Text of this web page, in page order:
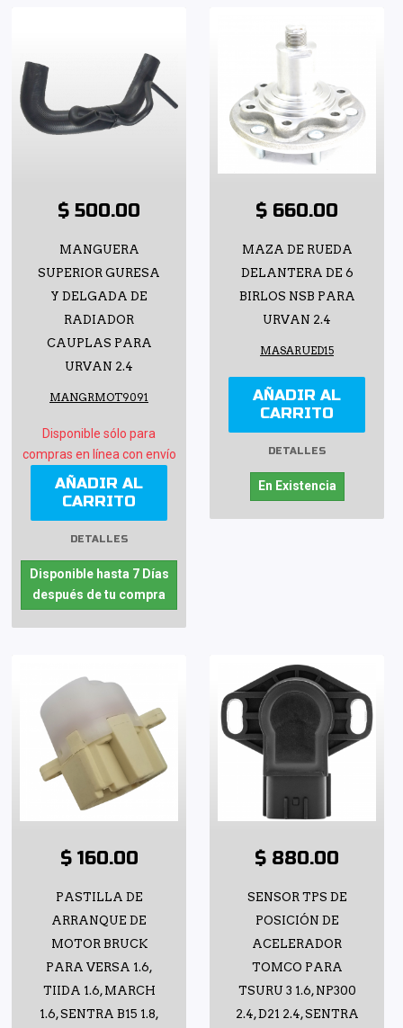
$ 500.00
MANGUERA
SUPERIOR GURESA
Y DELGADA DE
RADIADOR
CAUPLAS PARA
URVAN 2.4
MANGRMOT9091
Disponible sólo para
compras en línea con envío
AÑADIR AL
CARRITO
DETALLES
Disponible hasta 7 Días
después de tu compra
$ 660.00
MAZA DE RUEDA
DELANTERA DE 6
BIRLOS NSB PARA
URVAN 2.4
MASARUED15
AÑADIR AL
CARRITO
DETALLES
En Existencia
$ 160.00
PASTILLA DE
ARRANQUE DE
MOTOR BRUCK
PARA VERSA 1.6,
TIIDA 1.6, MARCH
1.6, SENTRA B15 1.8,
$ 880.00
SENSOR TPS DE
POSICIÓN DE
ACELERADOR
TOMCO PARA
TSURU 3 1.6, NP300
2.4, D21 2.4, SENTRA